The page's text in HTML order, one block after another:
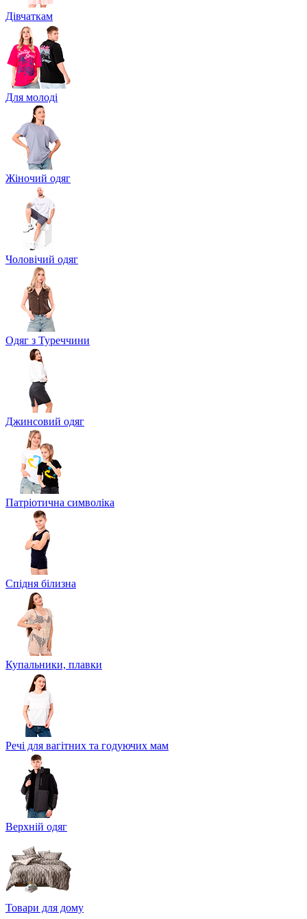
Дівчаткам
Для молоді
Жіночий одяг
Чоловічий одяг
Одяг з Туреччини
Джинсовий одяг
Патріотична символіка
Спідня білизна
Купальники, плавки
Речі для вагітних та годуючих мам
Верхній одяг
Товари для дому